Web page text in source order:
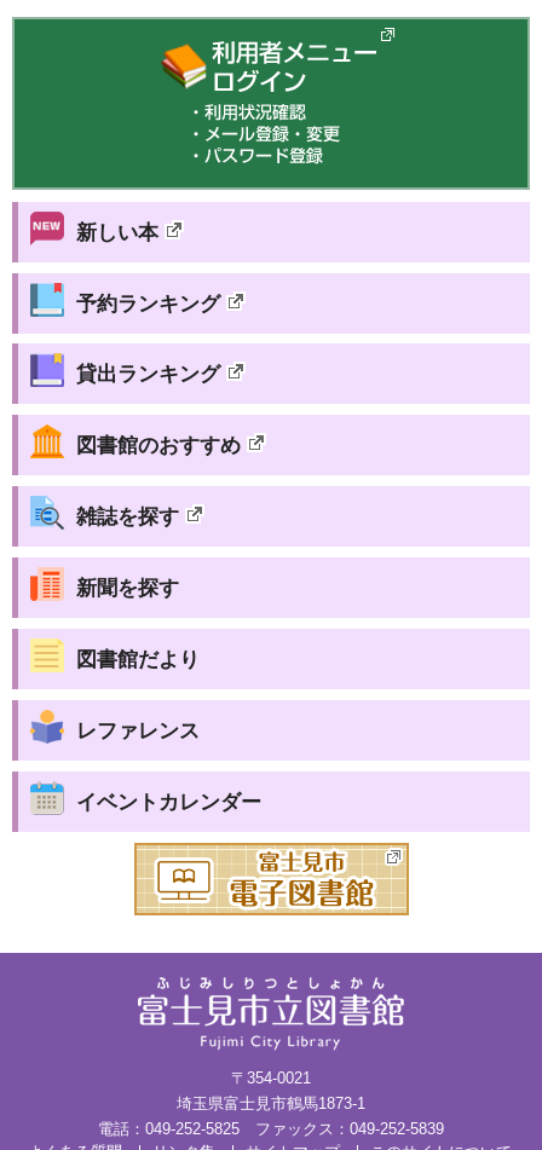
新しい本
予約ランキング
貸出ランキング
図書館のおすすめ
雑誌を探す
新聞を探す
図書館だより
レファレンス
イベントカレンダー
〒354-0021
埼玉県富士見市鶴馬1873-1
電話：049-252-5825 ファックス：049-252-5839